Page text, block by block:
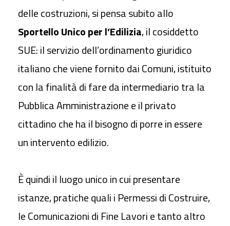
delle costruzioni, si pensa subito allo
Sportello Unico per l’Edilizia, il cosiddetto
SUE: il servizio dell’ordinamento giuridico
italiano che viene fornito dai Comuni, istituito
con la finalità di fare da intermediario tra la
Pubblica Amministrazione e il privato
cittadino che ha il bisogno di porre in essere
un intervento edilizio.
È quindi il luogo unico in cui presentare
istanze, pratiche quali i Permessi di Costruire,
le Comunicazioni di Fine Lavori e tanto altro